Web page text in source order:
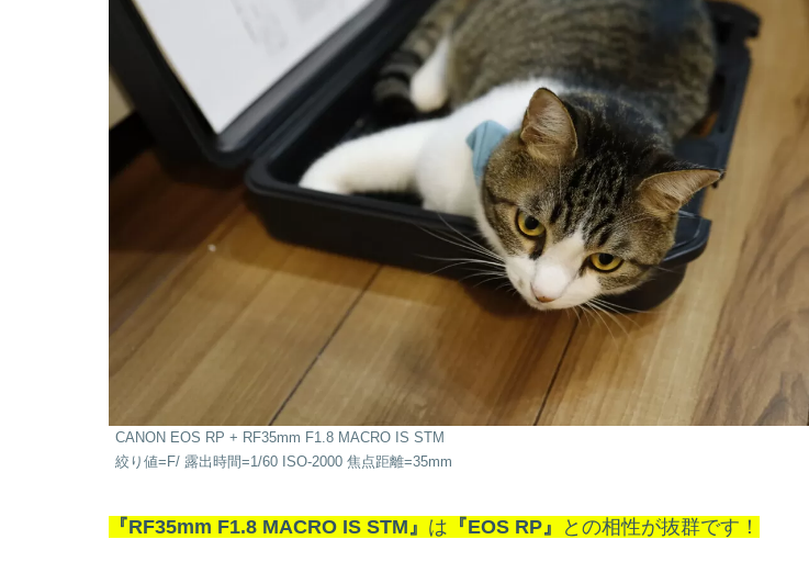
CANON EOS RP + RF35mm F1.8 MACRO IS STM
絞り値=F/ 露出時間=1/60 ISO-2000 焦点距離=35mm
『RF35mm F1.8 MACRO IS STM』 は 『EOS RP』 との相性が抜群です！